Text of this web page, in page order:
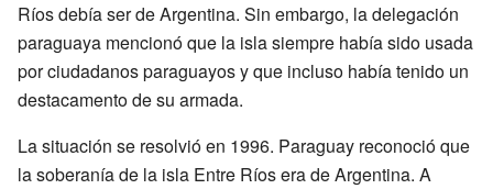
Ríos debía ser de Argentina. Sin embargo, la delegación
paraguaya mencionó que la isla siempre había sido usada
por ciudadanos paraguayos y que incluso había tenido un
destacamento de su armada.
La situación se resolvió en 1996. Paraguay reconoció que
la soberanía de la isla Entre Ríos era de Argentina. A